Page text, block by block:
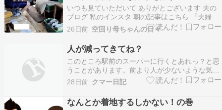
いつも見ていただいて ありがとございます 夫の
ブログ 私のインスタ 朝の記事はこちら 『夫婦
で？が揃った株主優待 何も分からない主婦が株式
投資を始めてみた・８０２』 いつも見ていただい
て ありがとございます 夫のブログ …ameblo.jp
皆様いつも本当に ありがとうございま…
26日前 空回り母ちゃんの日々
人が減ってきてね？
このところ駅前のスーパーに行くとあれっ？と思
うことがあります。前より人が少ないような気が
する。実家に向かう電車に久しぶりに乗ったらこ
の時間になんか空いてるよねと。これも同じ。た
ぶんあれですね。関東地方でも東京の都心数区を
除いてはいずれこんなふうに少しずつ少しずつ人
28日前 クマー日記
なんとか着地するしかない！の巻